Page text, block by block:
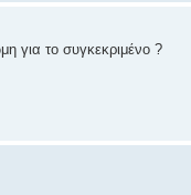
για το συγκεκριμένο ?